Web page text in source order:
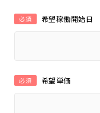
希望稼働開始日
必須
希望単価
必須